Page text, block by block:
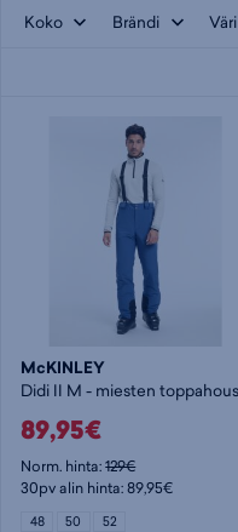
Koko Brändi Väri
McKINLEY
89,95€
Norm. hinta:129€
30pv alin hinta: 89,95€
48 50 52